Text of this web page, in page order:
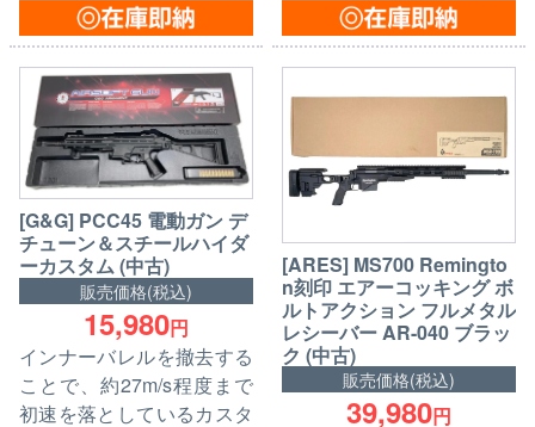
[G&G] PCC45 電動ガン デ
チューン＆スチールハイダ
ーカスタム (中古)
販売価格(税込)
15,980円
インナーバレルを撤去する
ことで、約27m/s程度まで
初速を落としているカスタ
[ARES] MS700 Remingto
n刻印 エアーコッキング ボ
ルトアクション フルメタル
レシーバー AR-040 ブラッ
ク (中古)
販売価格(税込)
39,980円